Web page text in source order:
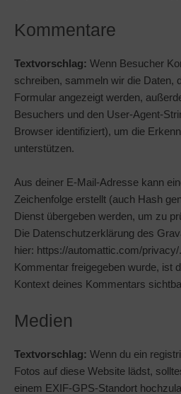
Kommentare
Textvorschlag: Wenn Besucher
schreiben, sammeln wir die Daten,
Formular angezeigt werden,
Besuchers und den User-Agent-
Browser identifiziert), um die
unterstützen.
Aus deiner E-Mail-Adresse kann
Zeichenfolge erstellt (auch Hash
Dienst übergeben werden, um zu
Die Datenschutzerklärung des
hier: https://automattic.com/
Kommentar freigegeben wurde, ist
Kontext deines Kommentars
Medien
Textvorschlag: Wenn du ein
Fotos auf diese Website lädst,
einem EXIF-GPS-Standort